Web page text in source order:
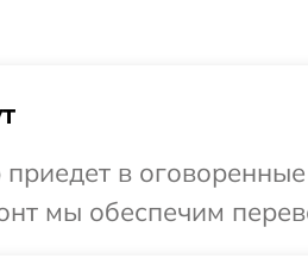
в
мы обеспечим